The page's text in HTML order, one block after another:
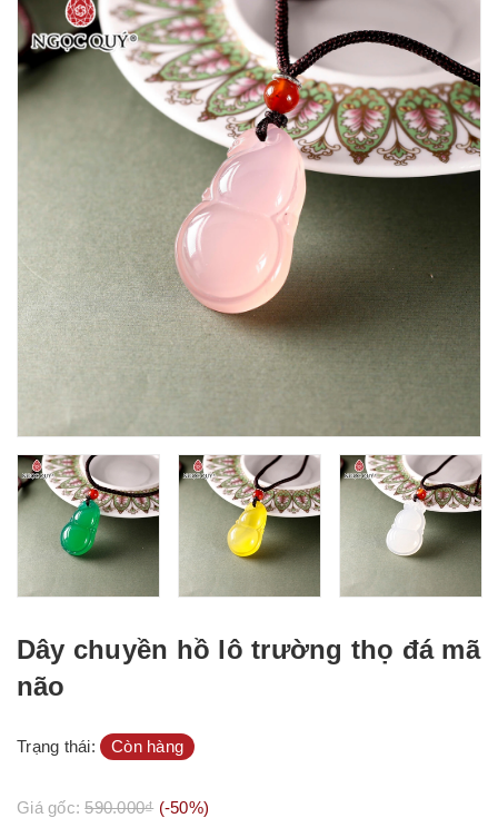
Dây chuyền hồ lô trường thọ đá mã
não
Trạng thái: Còn hàng
Giá gốc:590.000₫ (-50%)